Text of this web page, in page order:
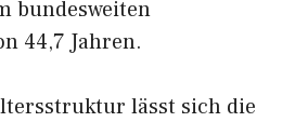
bundesweiten
44,7 Jahren.
lässt sich die